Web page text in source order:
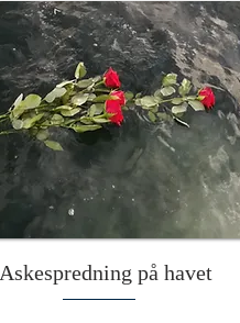
Askespredning på havet